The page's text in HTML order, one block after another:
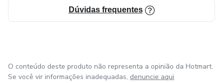
Dúvidas frequentes
O conteúdo deste produto não representa a opinião da Hotmart.
Se você vir informações inadequadas, denuncie aqui